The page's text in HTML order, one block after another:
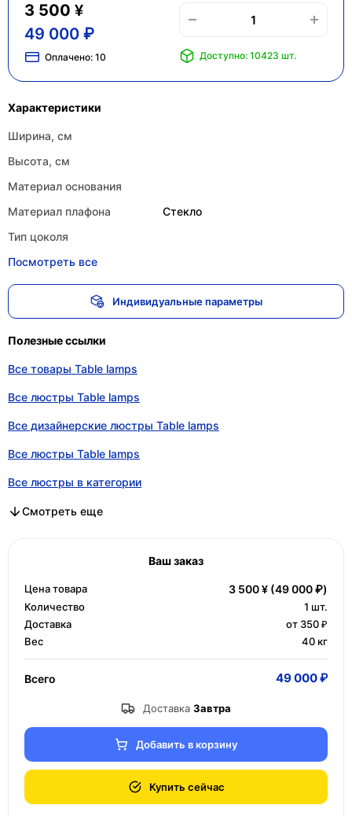
3 500 ¥
49 000 ₽
Оплачено: 10 Доступно: 10423 шт.
Характеристики
Ширина, см
Высота, см
Материал основания
Материал плафона
Стекло
Тип цоколя
Посмотреть все
Индивидуальные параметры
Полезные ссылки
Все товары Table lamps
Все люстры Table lamps
Все дизайнерские люстры Table lamps
Все люстры Table lamps
Все люстры в категории
Все дизайнерские люстры в категории
Все люстры в категории
Смотреть еще
Ваш заказ
Цена товара 3 500 ¥ (49 000 ₽)
Количество 1 шт.
Доставка
от 350 ₽
Вес
40 кг
Всего 49 000 ₽
Доставка Завтра
Добавить в корзину
Купить сейчас